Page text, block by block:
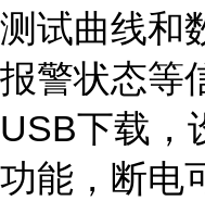
测试曲线和
报警状态等
USB下载，
功能，断电